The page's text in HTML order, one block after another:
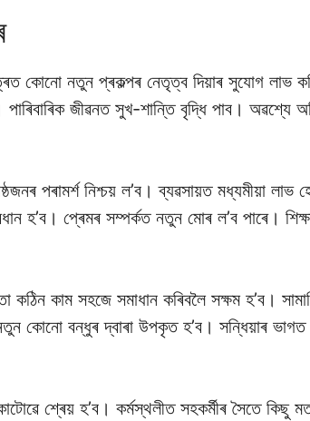
কোনো নতুন প্ৰকল্পৰ নেতৃত্ব দিয়াৰ সুযোগ লাভ
জীৱনত সুখ-শান্তি বৃদ্ধি পাব। অৱশ্যে
পৰামৰ্শ নিশ্চয় ল’ব। ব্যৱসায়ত মধ্যমীয়া লাভ
প্ৰেমৰ সম্পৰ্কত নতুন মোৰ ল’ব পাৰে।
কাম সহজে সমাধান কৰিবলৈ সক্ষম হ’ব।
কোনো বন্ধুৰ দ্বাৰা উপকৃত হ’ব। সন্ধিয়াৰ
শ্ৰেয় হ’ব। কৰ্মস্থলীত সহকৰ্মীৰ সৈতে কিছু